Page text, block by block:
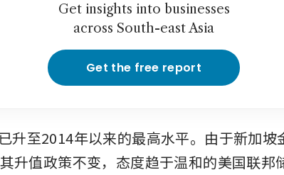
Get insights into businesses
across South-east Asia
Get the free report
升至2014年以来的最高水平。由于新加坡
升值政策不变，态度趋于温和的美国联邦